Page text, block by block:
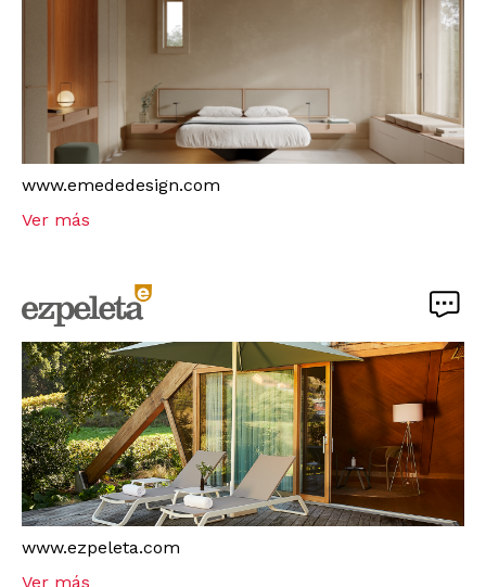
www.emededesign.com
Ver más
www.ezpeleta.com
Ver más